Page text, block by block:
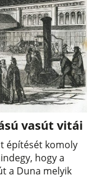
vasút vitái
építését komoly
hogy a
a Duna melyik